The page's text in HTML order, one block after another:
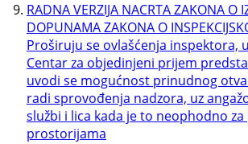
RADNA VERZIJA NACRTA ZAKONA O
DOPUNAMA ZAKONA O
Proširuju se ovlašćenja inspektora,
Centar za objedinjeni prijem
uvodi se mogućnost prinudnog
radi sprovođenja nadzora, uz
službi i lica kada je to neophodno
prostorijama